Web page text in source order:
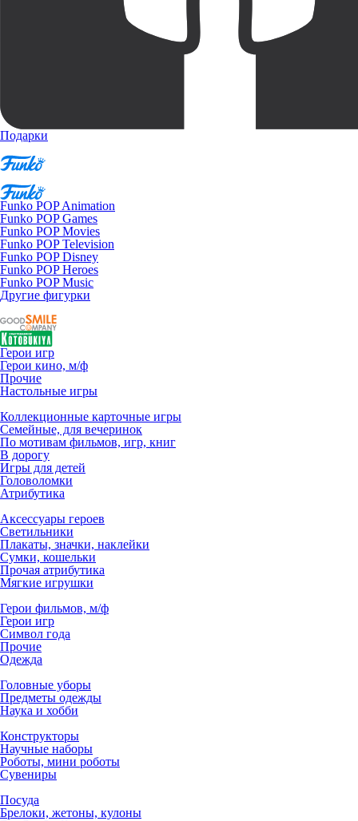
Подарки
Funko POP Animation
Funko POP Games
Funko POP Movies
Funko POP Television
Funko POP Disney
Funko POP Heroes
Funko POP Music
Другие фигурки
Герои игр
Герои кино, м/ф
Прочие
Настольные игры
Коллекционные карточные игры
Семейные, для вечеринок
По мотивам фильмов, игр, книг
В дорогу
Игры для детей
Головоломки
Атрибутика
Аксессуары героев
Светильники
Плакаты, значки, наклейки
Сумки, кошельки
Прочая атрибутика
Мягкие игрушки
Герои фильмов, м/ф
Герои игр
Символ года
Прочие
Одежда
Головные уборы
Предметы одежды
Наука и хобби
Конструкторы
Научные наборы
Роботы, мини роботы
Сувениры
Посуда
Брелоки, жетоны, кулоны